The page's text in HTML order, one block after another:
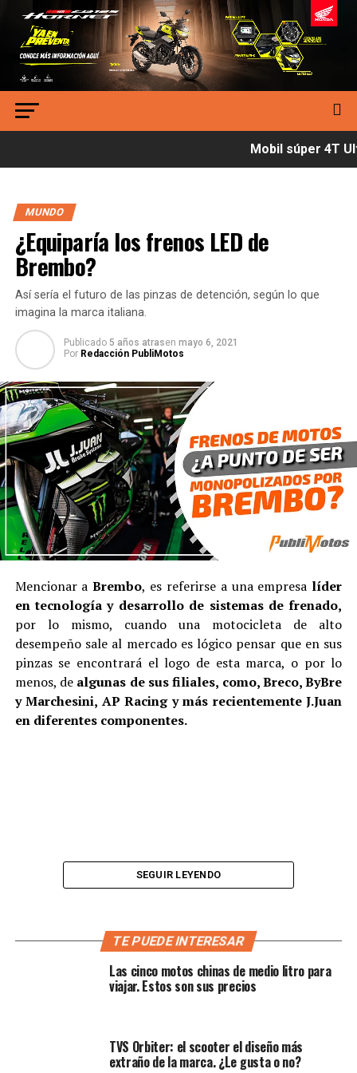
Mobil súper 4T
MUNDO
¿Equiparía los frenos LED de
Brembo?
Así sería el futuro de las pinzas de detención, según lo que
imagina la marca italiana.
Publicado 5 años atrasen mayo 6, 2021
Por Redacción PubliMotos
Mencionar aBrembo, es referirse a una empresa líder
en tecnología y desarrollo de sistemas de frenado,
por lo mismo, cuando una motocicleta de alto
desempeño sale al mercado es lógico pensar que en sus
pinzas se encontrará el logo de esta marca, o por lo
menos, de algunas de sus filiales, como, Breco, ByBre
y Marchesini, AP Racing y más recientemente J.Juan
en diferentes componentes.
Por lo mismo, cuando Brembo anuncia que está
automática ocupará la atención de los medios de
SEGUIR LEYENDO
TE PUEDE INTERESAR
Las cinco motos chinas de medio litro para
viajar. Estos son sus precios
TVS Orbiter: el scooter el diseño más
extraño de la marca. ¿Le gusta o no?